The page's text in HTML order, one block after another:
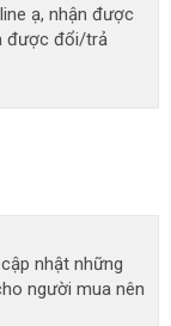
ạ, nhận được
được đổi/trả
nhật những
người mua nên